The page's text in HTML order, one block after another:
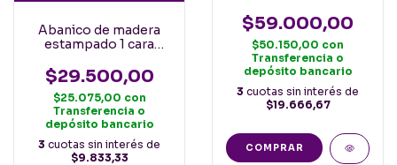
Abanico de madera
estampado 1 cara
Español
$29.500,00
$25.075,00 con
Transferencia o
depósito bancario
3 cuotas sin interés de
$9.833,33
puntilla Español
Blanco
$59.000,00
$50.150,00 con
Transferencia o
depósito bancario
3 cuotas sin interés de
$19.666,67